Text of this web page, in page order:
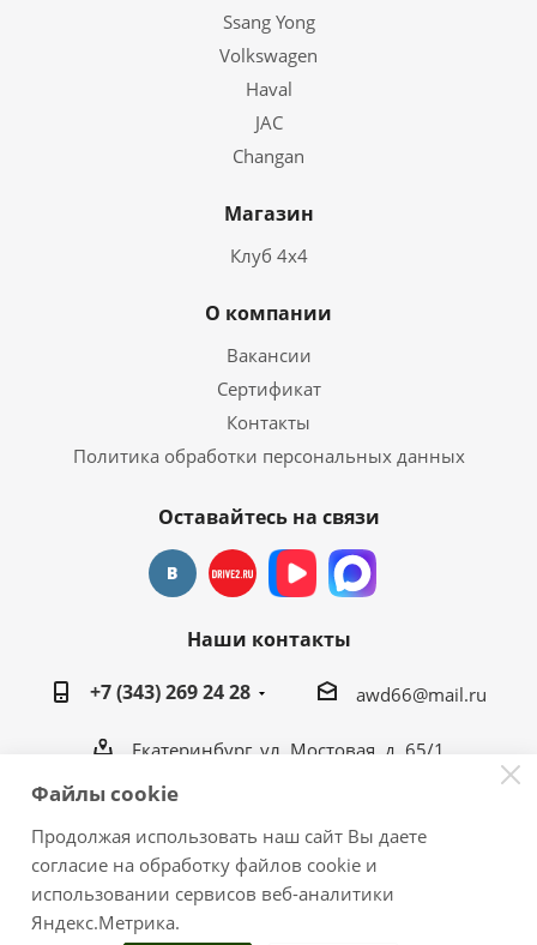
Ssang Yong
Volkswagen
Haval
JAC
Changan
Магазин
Клуб 4х4
О компании
Вакансии
Сертификат
Контакты
Политика обработки персональных данных
Оставайтесь на связи
Наши контакты
+7 (343) 269 24 28
awd66@mail.ru
Екатеринбург, ул. Мостовая, д. 65/1
2026 © Тюнинг-центр "ГаражЪ 4х4"
Публикация размещенных материалов на других
Файлы cookie
Продолжая использовать наш сайт Вы даете
согласие на обработку файлов cookie и
использовании сервисов веб-аналитики
Яндекс.Метрика.